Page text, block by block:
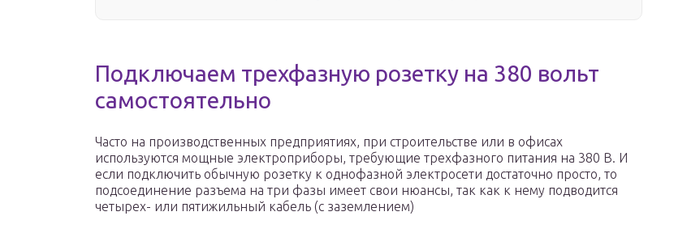
Подключаем трехфазную розетку на 380 вольт
самостоятельно
Часто на производственных предприятиях, при строительстве или в офисах
используются мощные электроприборы, требующие трехфазного питания на 380 В. И
если подключить обычную розетку к однофазной электросети достаточно просто, то
подсоединение разъема на три фазы имеет свои нюансы, так как к нему подводится
четырех- или пятижильный кабель (с заземлением)